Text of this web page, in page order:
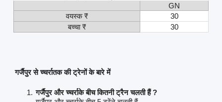
GN
वयस्क ₹
30
बच्चा ₹
30
गर्जैपुर से च्चर्रातक की ट्रेनों के बारे में
गर्जैपुर और च्चर्राके बीच कितनी ट्रैन चलती हैं ?